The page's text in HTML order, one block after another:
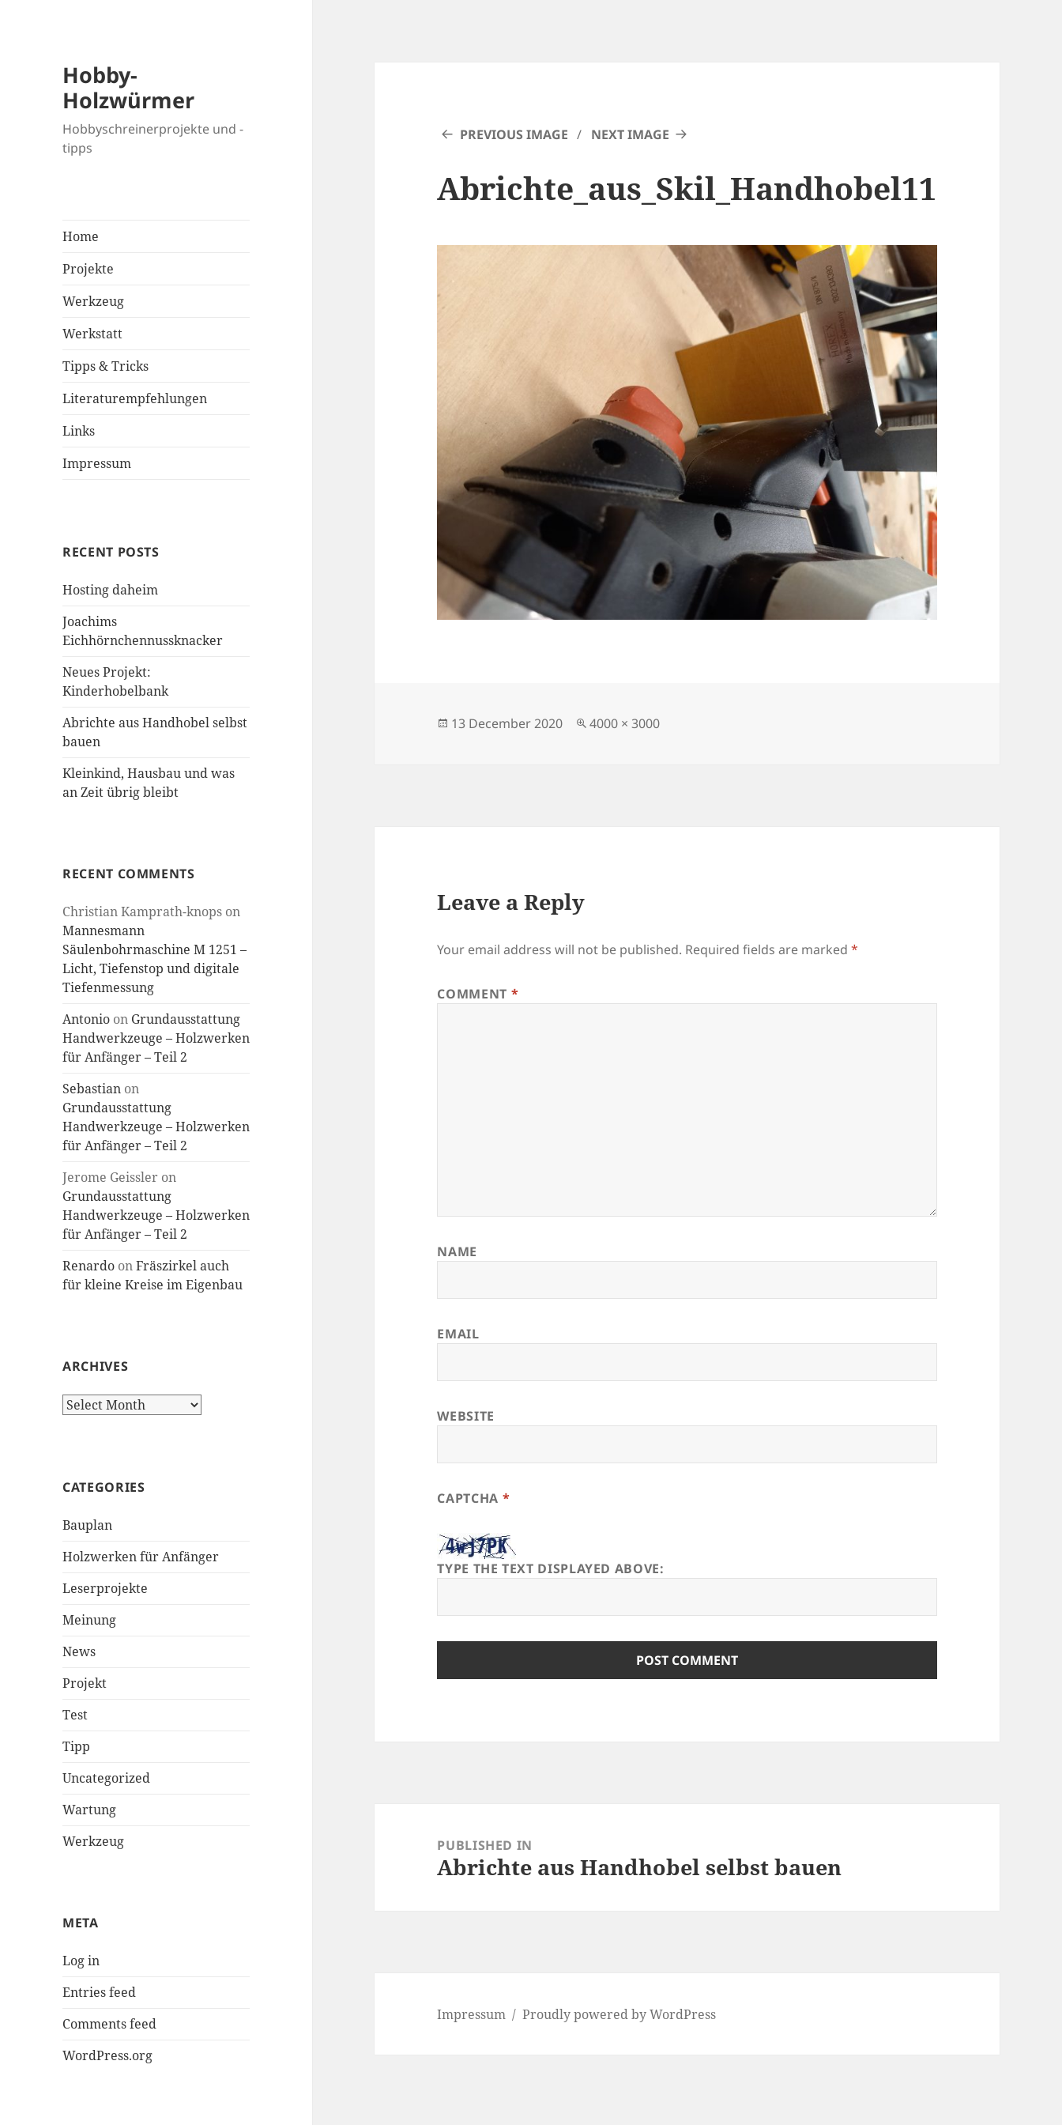
Hobby-
Holzwürmer
Hobbyschreinerprojekte und -
tipps
Home
Projekte
Werkzeug
Werkstatt
Tipps & Tricks
Literaturempfehlungen
Links
Impressum
RECENT POSTS
Hosting daheim
Joachims
Eichhörnchennussknacker
Neues Projekt:
Kinderhobelbank
Abrichte aus Handhobel selbst
bauen
Kleinkind, Hausbau und was
an Zeit übrig bleibt
RECENT COMMENTS
Christian Kamprath-knops on
Mannesmann
Säulenbohrmaschine M 1251 –
Licht, Tiefenstop und digitale
Tiefenmessung
Antonio on Grundausstattung
Handwerkzeuge – Holzwerken
für Anfänger – Teil 2
Sebastian on
Grundausstattung
Handwerkzeuge – Holzwerken
für Anfänger – Teil 2
Jerome Geissler on
Grundausstattung
Handwerkzeuge – Holzwerken
für Anfänger – Teil 2
Renardo onFräszirkel auch
für kleine Kreise im Eigenbau
ARCHIVES
Archives
CATEGORIES
Bauplan
Holzwerken für Anfänger
Leserprojekte
Meinung
News
Projekt
Test
Tipp
Uncategorized
Wartung
Werkzeug
META
Log in
Entries feed
Comments feed
WordPress.org
PREVIOUS IMAGE NEXT IMAGE
Abrichte_aus_Skil_Handhobel11
Posted
13 December 2020
Full
4000 × 3000
Leave a Reply
Your email address will not be published. Required fields are marked*
COMMENT *
NAME
EMAIL
WEBSITE
CAPTCHA *
TYPE THE TEXT DISPLAYED ABOVE:
navigationPUBLISHED IN
Abrichte aus Handhobel selbst bauen
Impressum Proudly powered by WordPress